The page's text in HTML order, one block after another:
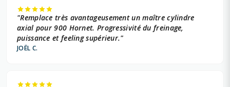
"Remplace très avantageusement un maître cylindre
axial pour 900 Hornet. Progressivité du freinage,
puissance et feeling supérieur."
JOËL C.